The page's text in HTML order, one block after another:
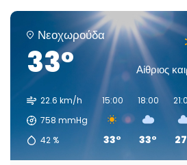
Νεοχωρούδα
33° Αίθριος
22.6 km/h
758 mmHg
42 %
15:00
33°
18:00
33°